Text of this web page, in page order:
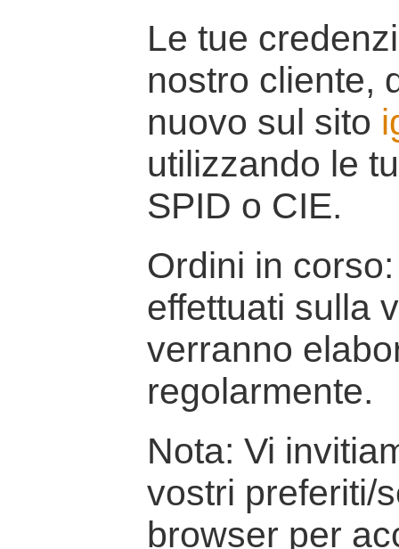
Le tue
nostro cliente,
nuovo sul sito
utilizzando le
SPID o CIE.
Ordini in
effettuati sulla
verranno
regolarmente.
Nota: Vi
vostri preferiti/
browser per